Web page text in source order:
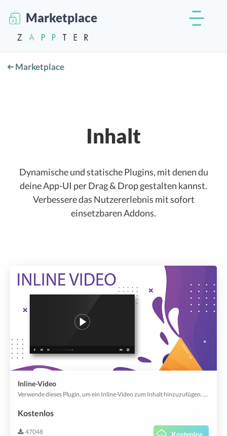
Marketplace
Marketplace
Inhalt
Dynamische und statische Plugins, mit denen du
deine App-UI per Drag & Drop gestalten kannst.
Verbessere das Nutzererlebnis mit sofort
einsetzbaren Addons.
Inline-Video
Verwende dieses Plugin, um ein Inline-Video zum Inhalt hinzuzufügen. Inline-Videos werden nahtlos in deine App integriert, spielen automatisch ab, wenn der Nutzer dorthin scrollt und vieles mehr. Genau wie in Social Media Apps erlaubt dieses Plugin, Videos auf eine schöne Art und Weise darzustellen.
Kostenlos
47048 Kostenlos